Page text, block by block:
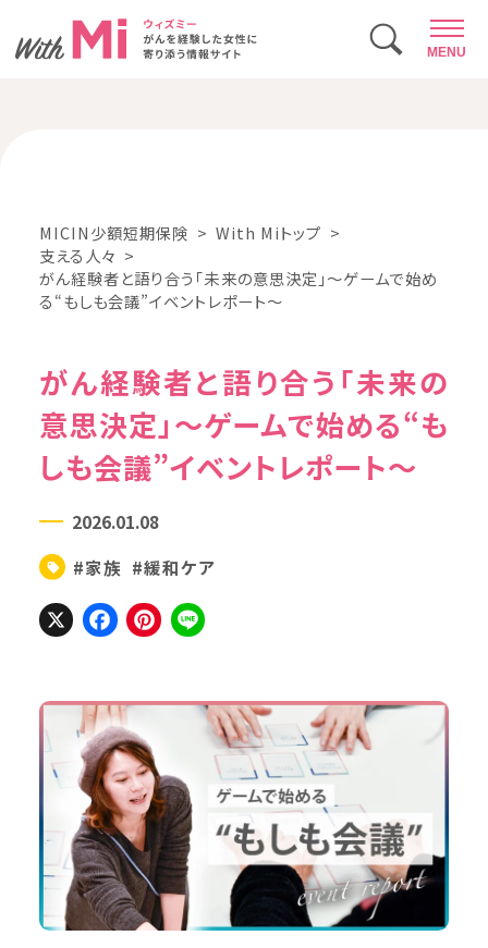
MENU
MICIN少額短期保険
With Miトップ
支える人々
がん経験者と語り合う「未来の意思決定」〜ゲームで始め
る“もしも会議”イベントレポート〜
がん経験者と語り合う「未来の
意思決定」〜ゲームで始める“も
しも会議”イベントレポート〜
2026.01.08
#家族 #緩和ケア
X Facebook
Pinterest